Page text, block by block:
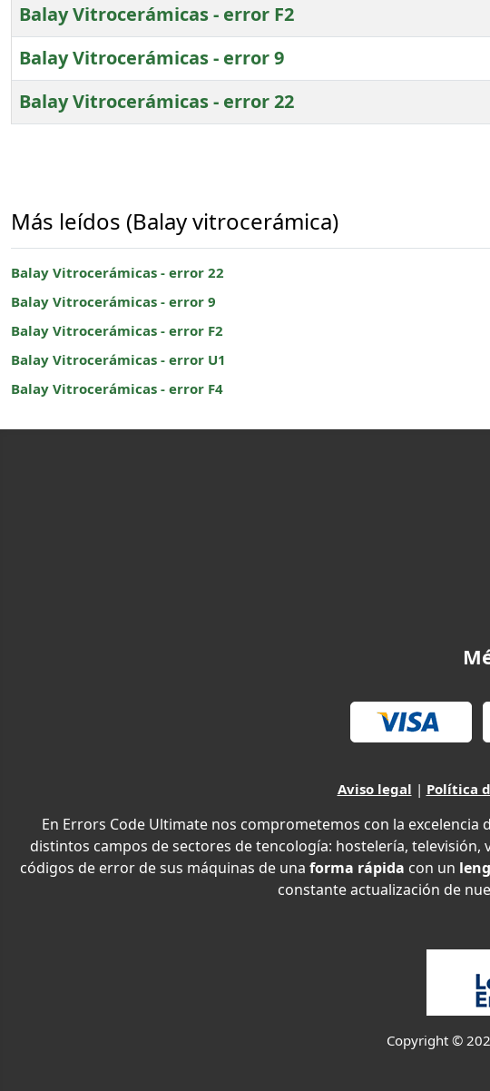
Balay Vitrocerámicas - error F2
Balay Vitrocerámicas - error 9
Balay Vitrocerámicas - error 22
Más leídos (Balay vitrocerámica)
Balay Vitrocerámicas - error 22
Balay Vitrocerámicas - error 9
Balay Vitrocerámicas - error F2
Balay Vitrocerámicas - error U1
Balay Vitrocerámicas - error F4
Aviso legal | Política
En Errors Code Ultimate nos comprometemos con la excelencia
distintos campos de sectores de tencología: hostelería,
códigos de error de sus máquinas de una forma rápida con un
constante actualización de
Copyright ©